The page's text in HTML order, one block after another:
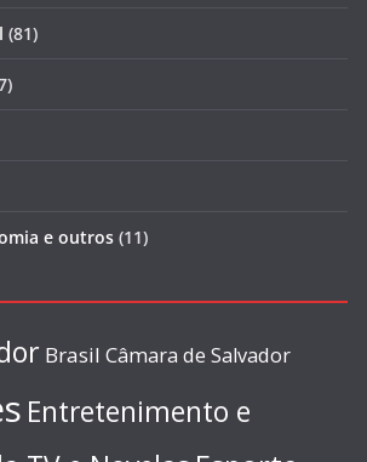
(81)
e outros (11)
Brasil Câmara de Salvador
Entretenimento e